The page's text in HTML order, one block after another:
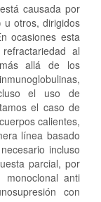
causada por
u otros, dirigidos
ocasiones esta
al
más allá de los
el uso de
el caso de
calientes,
línea basado
incluso
parcial, por
anti
con